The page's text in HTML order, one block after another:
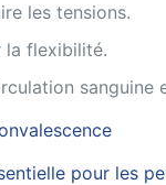
les tensions.
la flexibilité.
sanguine
pour les